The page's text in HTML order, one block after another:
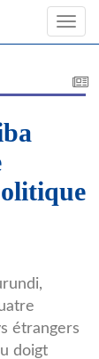
étrangers
doigt